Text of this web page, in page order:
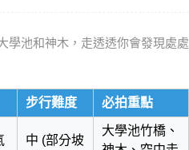
學池和神木，走透透你會發現處處
步行難度 必拍重點
中 (部分坡
大學池竹橋、